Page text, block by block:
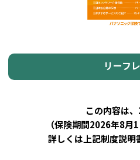
リーフ
この内容は
（保険期間2026年8月
詳しくは上記制度説明